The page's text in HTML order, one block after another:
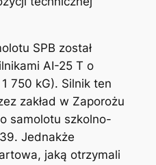
SPB został
AI-25 T o
750 kG). Silnik ten
zakład w Zaporożu
samolotu szkolno-
Jednakże
jaką otrzymali